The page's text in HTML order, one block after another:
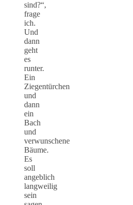
sind?“,
frage
ich.
Und
dann
geht
es
runter.
Ein
Ziegentürchen
und
dann
ein
Bach
und
verwunschene
Bäume.
Es
soll
angeblich
langweilig
sein